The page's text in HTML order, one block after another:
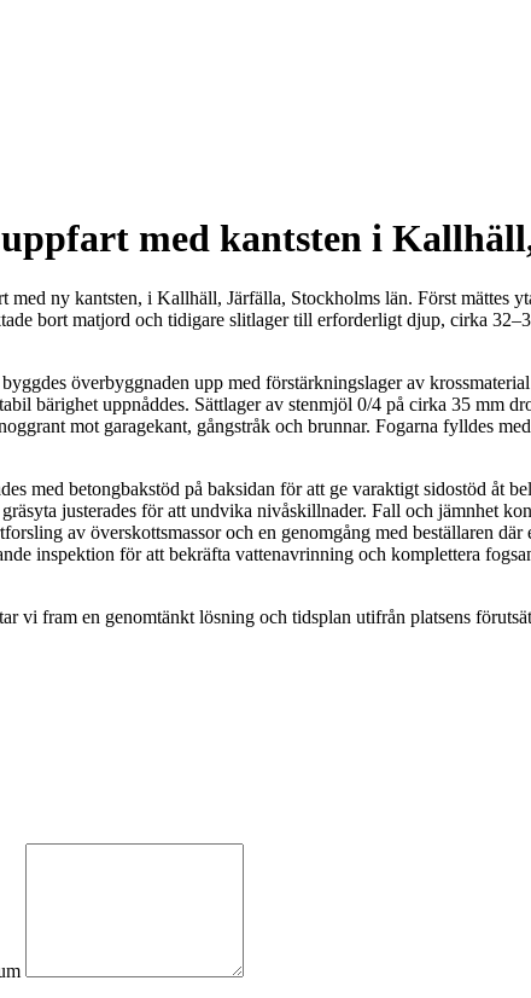
med kantsten i
ny kantsten, i Kallhäll, Järfälla, Stockholms län. Först mättes
bort matjord och tidigare slitlager till erforderligt djup, cirka
överbyggnaden upp med förstärkningslager av
bärighet uppnåddes. Sättlager av stenmjöl 0/4 på cirka 35 mm
mot garagekant, gångstråk och brunnar. Fogarna fylldes
med betongbakstöd på baksidan för att ge varaktigt sidostöd
justerades för att undvika nivåskillnader. Fall och jämnhet
av överskottsmassor och en genomgång med beställaren
inspektion för att bekräfta vattenavrinning och komplettera
vi fram en genomtänkt lösning och tidsplan utifrån platsens